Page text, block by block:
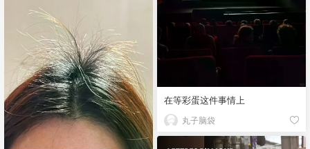
在等彩蛋这件事情上
丸子脑袋